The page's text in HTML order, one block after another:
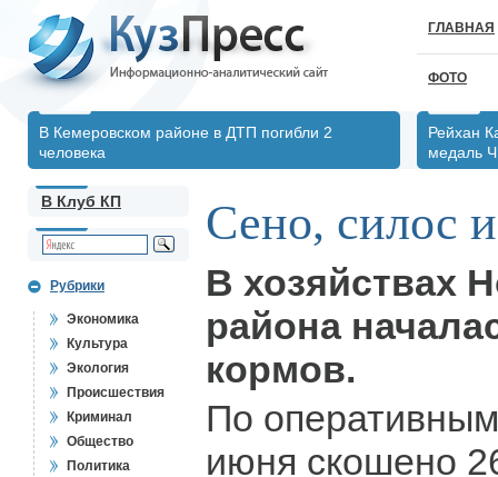
ГЛАВНАЯ
ФОТО
В Кемеровском районе в ДТП погибли 2
человека
Рейхан
медаль
В Клуб КП
Рубрики
Экономика
Культура
Экология
Происшествия
Криминал
Общество
Политика
Сено, силос
В хозяйствах
района
кормов.
По
июня скошено